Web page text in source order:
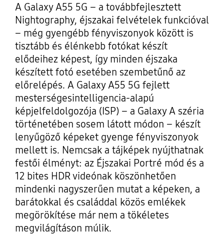
A Galaxy A55 5G – a továbbfejlesztett
Nightography, éjszakai felvételek funkcióval
– még gyengébb fényviszonyok között is
tisztább és élénkebb fotókat készít
elődeihez képest, így minden éjszaka
készített fotó esetében szembetűnő az
előrelépés. A Galaxy A55 5G fejlett
mesterségesintelligencia-alapú
képjelfeldolgozója (ISP) – a Galaxy A széria
történetében sosem látott módon – készít
lenyűgöző képeket gyenge fényviszonyok
mellett is. Nemcsak a tájképek nyújthatnak
festői élményt: az Éjszakai Portré mód és a
12 bites HDR videónak köszönhetően
mindenki nagyszerűen mutat a képeken, a
barátokkal és családdal közös emlékek
megörökítése már nem a tökéletes
megvilágításon múlik.